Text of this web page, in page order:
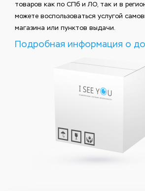
товаров как по СПб и ЛО, так и в
можете воспользоваться услугой
магазина или пунктов выдачи.
Подробная информация о